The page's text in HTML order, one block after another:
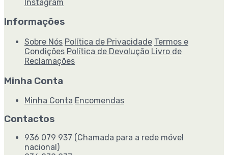
Instagram
Informações
Sobre Nós Política de Privacidade Termos e
Condições Política de Devolução Livro de
Reclamações
Minha Conta
Minha Conta Encomendas
Contactos
936 079 937 (Chamada para a rede móvel
nacional)